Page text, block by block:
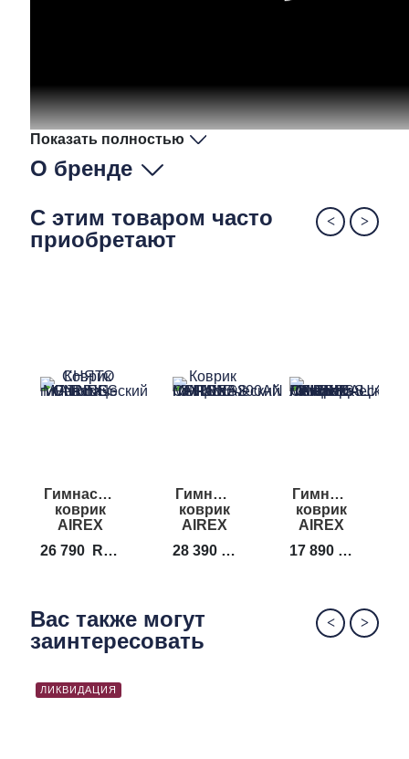
Показать полностью
О бренде
С этим товаром часто
приобретают
Гимнастический
коврик
AIREX
26 790 RUB
Гимнастический
коврик
AIREX
200 28 390
RUB
коврик
AIREX
17 890
RUB
Вас также могут
заинтересовать
ЛИКВИДАЦИЯ